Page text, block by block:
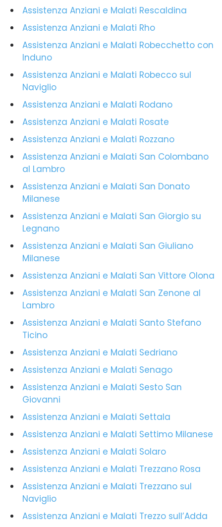
Assistenza Anziani e Malati Rescaldina
Assistenza Anziani e Malati Rho
Assistenza Anziani e Malati Robecchetto con
Induno
Assistenza Anziani e Malati Robecco sul
Naviglio
Assistenza Anziani e Malati Rodano
Assistenza Anziani e Malati Rosate
Assistenza Anziani e Malati Rozzano
Assistenza Anziani e Malati San Colombano
al Lambro
Assistenza Anziani e Malati San Donato
Milanese
Assistenza Anziani e Malati San Giorgio su
Legnano
Assistenza Anziani e Malati San Giuliano
Milanese
Assistenza Anziani e Malati San Vittore Olona
Assistenza Anziani e Malati San Zenone al
Lambro
Assistenza Anziani e Malati Santo Stefano
Ticino
Assistenza Anziani e Malati Sedriano
Assistenza Anziani e Malati Senago
Assistenza Anziani e Malati Sesto San
Giovanni
Assistenza Anziani e Malati Settala
Assistenza Anziani e Malati Settimo Milanese
Assistenza Anziani e Malati Solaro
Assistenza Anziani e Malati Trezzano Rosa
Assistenza Anziani e Malati Trezzano sul
Naviglio
Assistenza Anziani e Malati Trezzo sull’Adda